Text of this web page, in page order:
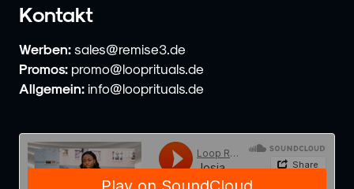
Kontakt
Werben: sales@remise3.de
Promos: promo@looprituals.de
Allgemein: info@looprituals.de